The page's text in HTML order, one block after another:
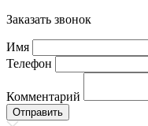
Заказать звонок
Имя
Телефон
Комментарий
Отправить